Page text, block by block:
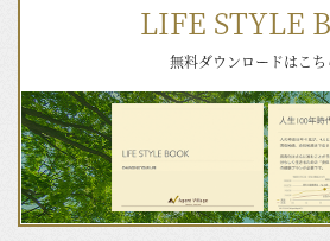
LIFE STYLE
無料ダウンロードはこち